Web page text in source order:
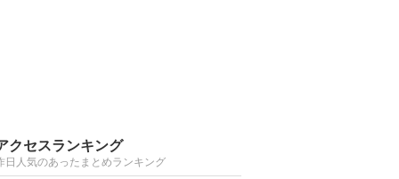
クセスランキング
日人気のあったまとめランキング